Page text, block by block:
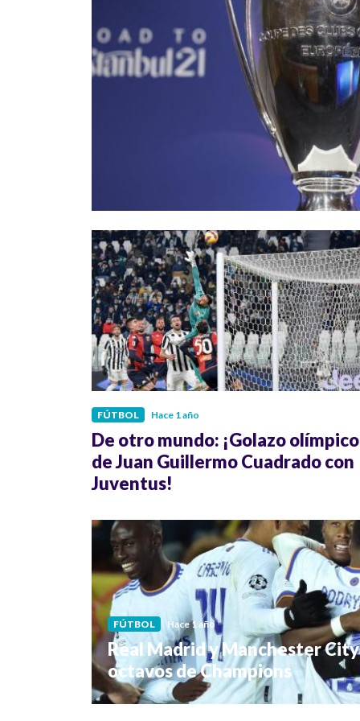
FÚTBOL Hace 1 año
De otro mundo: ¡Golazo olímpico
de Juan Guillermo Cuadrado con
Juventus!
FÚTBOL Hace 1 año
Real Madrid y Manchester
octavos de Champions